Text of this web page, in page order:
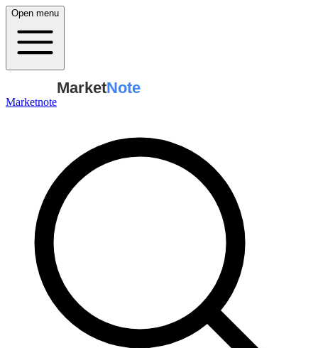
Open menu
Marketnote
MarketNote